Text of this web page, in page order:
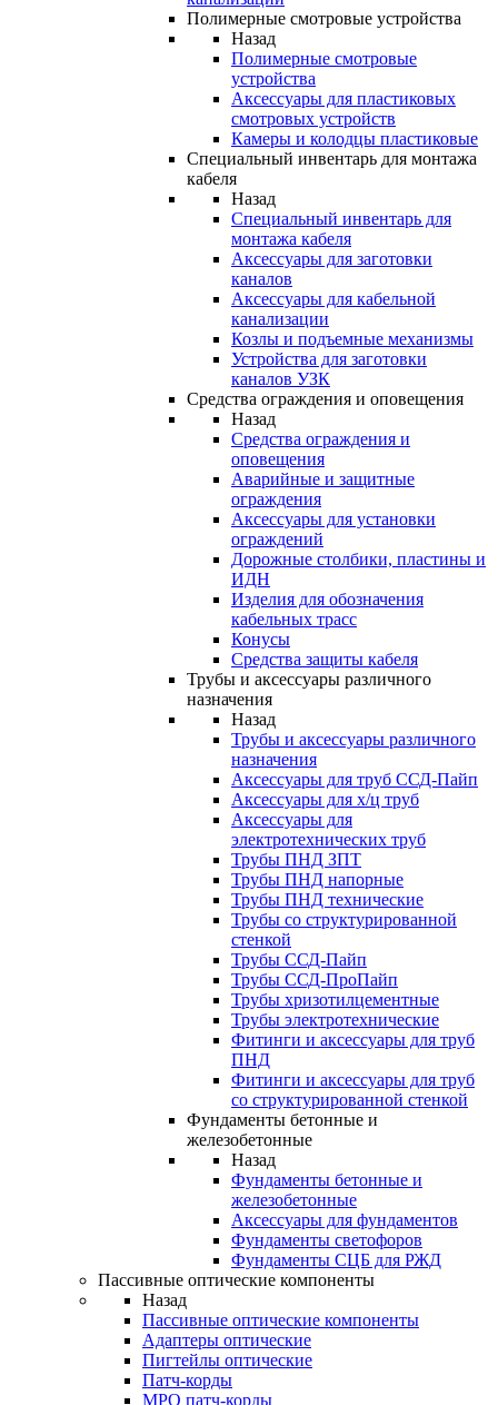
Полимерные смотровые устройства
Назад
Полимерные смотровые
устройства
Аксессуары для пластиковых
смотровых устройств
Камеры и колодцы пластиковые
Специальный инвентарь для монтажа
кабеля
Назад
Специальный инвентарь для
монтажа кабеля
Аксессуары для заготовки
каналов
Аксессуары для кабельной
канализации
Козлы и подъемные механизмы
Устройства для заготовки
каналов УЗК
Средства ограждения и оповещения
Назад
Средства ограждения и
оповещения
Аварийные и защитные
ограждения
Аксессуары для установки
ограждений
Дорожные столбики, пластины и
ИДН
Изделия для обозначения
кабельных трасс
Конусы
Средства защиты кабеля
Трубы и аксессуары различного
назначения
Назад
Трубы и аксессуары различного
назначения
Аксессуары для труб ССД-Пайп
Аксессуары для х/ц труб
Аксессуары для
электротехнических труб
Трубы ПНД ЗПТ
Трубы ПНД напорные
Трубы ПНД технические
Трубы со структурированной
стенкой
Трубы ССД-Пайп
Трубы ССД-ПроПайп
Трубы хризотилцементные
Трубы электротехнические
Фитинги и аксессуары для труб
ПНД
Фитинги и аксессуары для труб
со структурированной стенкой
Фундаменты бетонные и
железобетонные
Назад
Фундаменты бетонные и
железобетонные
Аксессуары для фундаментов
Фундаменты светофоров
Фундаменты СЦБ для РЖД
Пассивные оптические компоненты
Назад
Пассивные оптические компоненты
Адаптеры оптические
Пигтейлы оптические
Патч-корды
MPO патч-корды